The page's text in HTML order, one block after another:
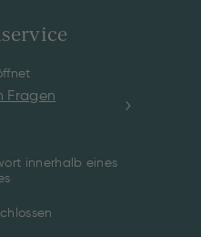
Fragen
innerhalb eines